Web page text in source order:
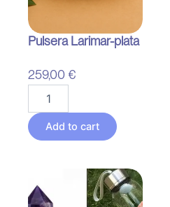
Pulsera Larimar-plata
259,00 €
Larimar-
plata
quantityAdd to cart